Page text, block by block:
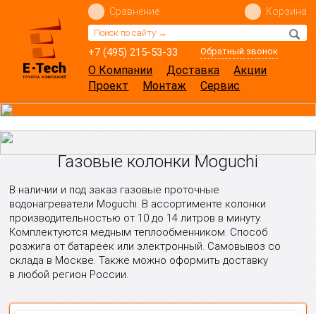
+7 (495) 215-53-33 Обратный звонок
Сравнение Корзина
О Компании Доставка
Акции
Проект
Монтаж Сервис
Газовые колонки Moguchi
В наличии и под заказ газовые проточные
водонагреватели Moguchi. В ассортименте колонки
производительностью от 10 до 14 литров в минуту.
Комплектуются медным теплообменником. Способ
розжига от батареек или электронный. Самовывоз со
склада в Москве. Также можно оформить доставку
в любой регион России.